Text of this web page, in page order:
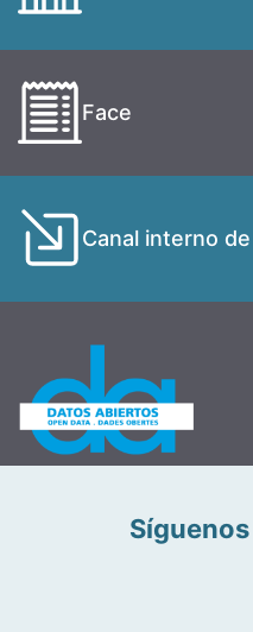
Face
Canal interno